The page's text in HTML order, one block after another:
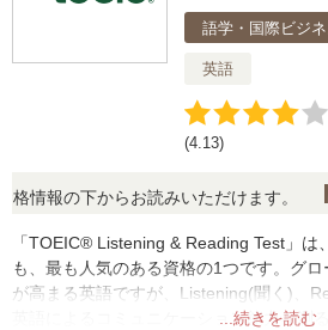
語学・国際ビジネ
英語
(4.13)
報の下からお読みいただけます。
...続きを読む
「TOEIC® Listening & Reading Test」
も、最も人気のある資格の1つです。グ
が高まる英語ですが、Listening(聞く)、
英語によるコミュニケーション能力を測